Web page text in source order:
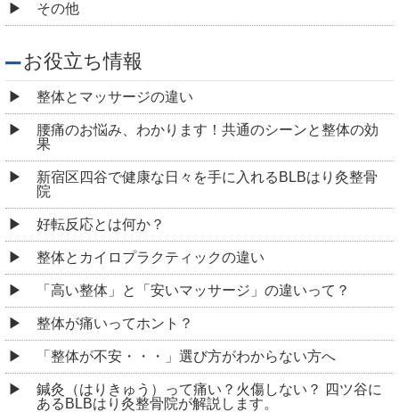
その他
お役立ち情報
整体とマッサージの違い
腰痛のお悩み、わかります！共通のシーンと整体の効
果
新宿区四谷で健康な日々を手に入れるBLBはり灸整骨
院
好転反応とは何か？
整体とカイロプラクティックの違い
「高い整体」と「安いマッサージ」の違いって？
整体が痛いってホント？
「整体が不安・・・」選び方がわからない方へ
鍼灸（はりきゅう）って痛い？火傷しない？ 四ツ谷に
あるBLBはり灸整骨院が解説します。